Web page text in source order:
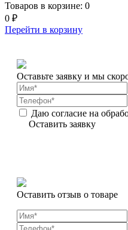
Товаров в корзине: 0
0 ₽
Перейти в корзину
Оставьте заявку и мы
Даю согласие на
Оставить заявку
Оставить отзыв о товаре